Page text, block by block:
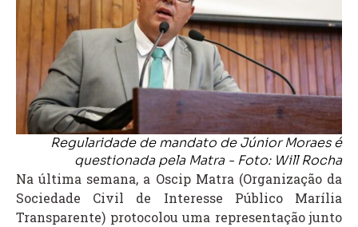
Regularidade de mandato de Júnior Moraes é
questionada pela Matra - Foto: Will Rocha
Na última semana, a Oscip Matra (Organização da
Sociedade Civil de Interesse Público Marília
Transparente) protocolou uma representação junto